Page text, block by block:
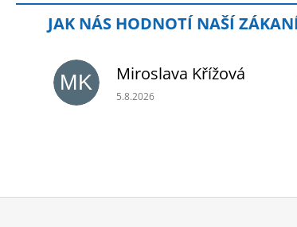
MK Miroslava Křížová
Hodnocení obchodu je 5 z 5
5.8.2026
Z